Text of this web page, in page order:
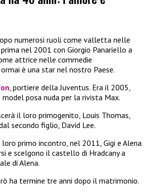
numerosi ruoli come valletta nelle
nel 2001 con Giorgio Panariello a
attrice nelle commedie
è una star nel nostro Paese.
, portiere della Juventus. Era il 2005,
model posa nuda per la rivista Max.
il loro primogenito, Louis Thomas,
secondo figlio, David Lee.
loro primo incontro, nel 2011, Gigi e Alena
e scelgono il castello di Hradcany a
di Alena.
ha termine tre anni dopo il matrimonio.